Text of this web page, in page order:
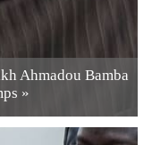
Ahmadou Bamba
»